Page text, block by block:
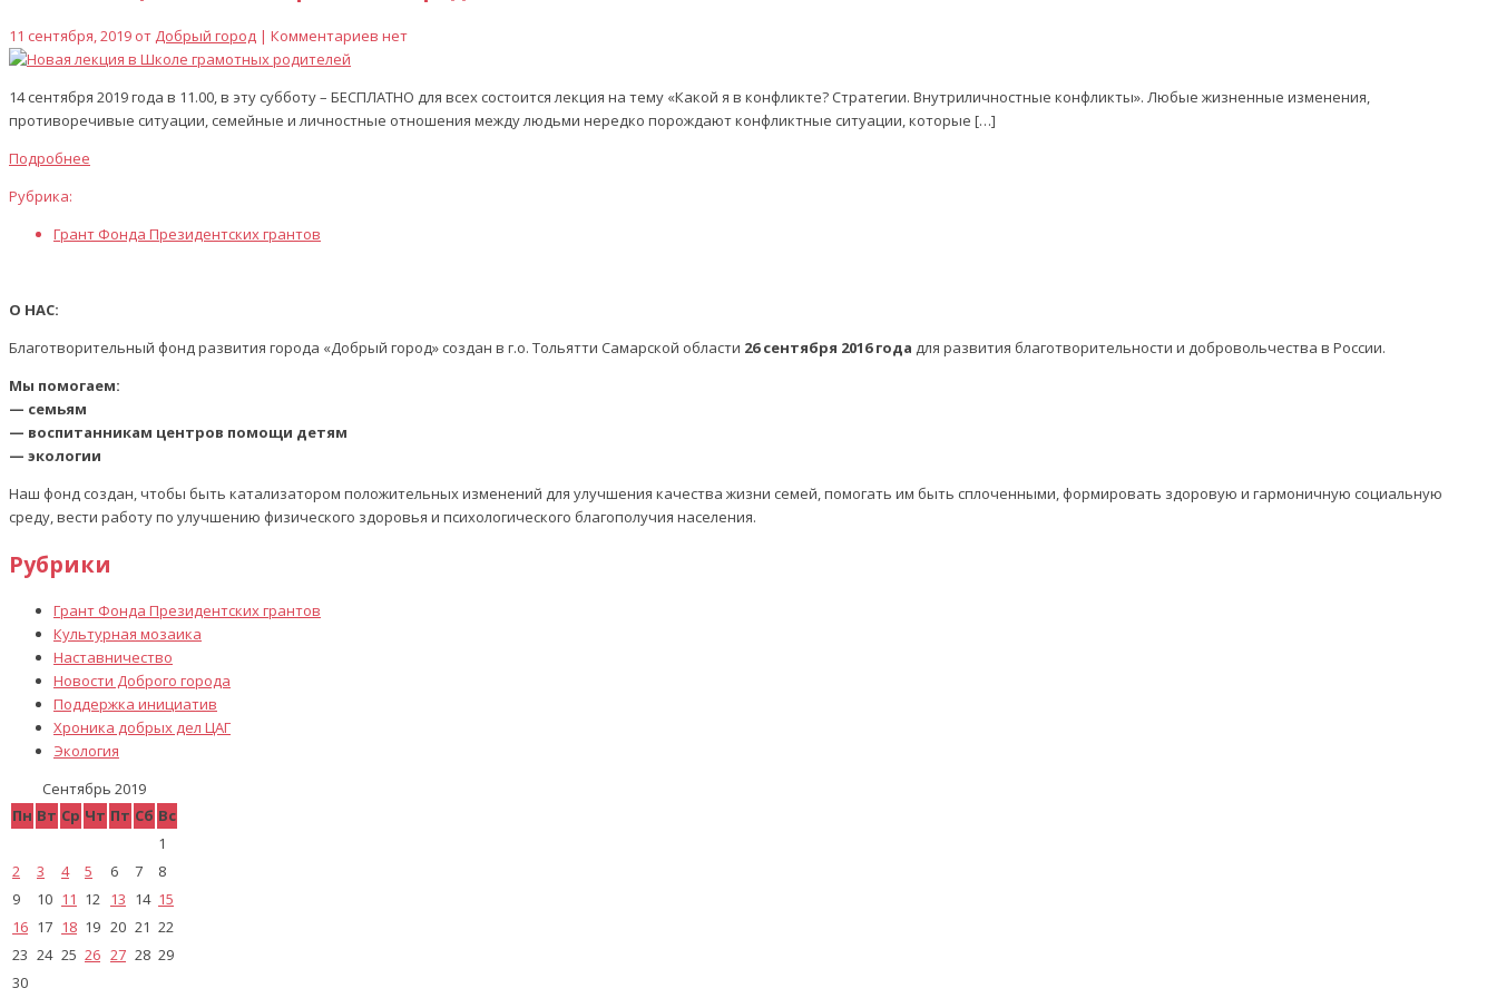
11 сентября, 2019 от Добрый город | Комментариев нет
14 сентября 2019 года в 11.00, в эту субботу – БЕСПЛАТНО для всех состоится лекция на тему «Какой я в конфликте? Стратегии. Внутриличностные конфликты». Любые жизненные изменения,
противоречивые ситуации, семейные и личностные отношения между людьми нередко порождают конфликтные ситуации, которые […]
Подробнее
Рубрика:
Грант Фонда Президентских грантов
О НАС:
Благотворительный фонд развития города «Добрый город» создан в г.о. Тольятти Самарской области 26 сентября 2016 года для развития благотворительности и добровольчества в России.
Мы помогаем:
— семьям
— воспитанникам центров помощи детям
— экологии
Наш фонд создан, чтобы быть катализатором положительных изменений для улучшения качества жизни семей, помогать им быть сплоченными, формировать здоровую и гармоничную социальную
среду, вести работу по улучшению физического здоровья и психологического благополучия населения.
Рубрики
Грант Фонда Президентских грантов
Культурная мозаика
Наставничество
Новости Доброго города
Поддержка инициатив
Хроника добрых дел ЦАГ
Экология
Сентябрь 2019
Пн Вт Ср Чт Пт Сб Вс
1
2
3 4 5 6 7
8
9
10 11 12 13 14 15
16 17 18 19 20 21 22
23 24 25 26 27 28 29
30